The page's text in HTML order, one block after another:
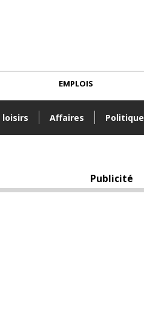
loisirs Affaires Politique
EMPLOIS
Publicité